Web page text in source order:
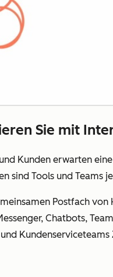
Sie mit
Kunden erwarten
sind Tools und Teams
Postfach von
Chatbots,